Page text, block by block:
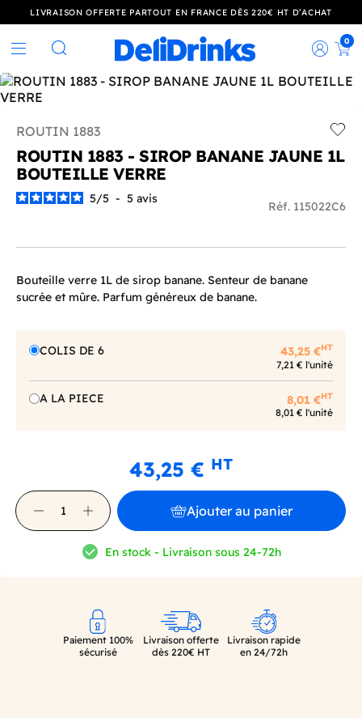
LIVRAISON OFFERTE PARTOUT EN FRANCE DÈS 220€ HT D’ACHAT
Rechercher
0
ROUTIN 1883
ROUTIN 1883 - SIROP BANANE JAUNE 1L
BOUTEILLE VERRE
5/5 - 5 avis
Réf. 115022C6
Bouteille verre 1L de sirop banane. Senteur de banane
sucrée et mûre. Parfum généreux de banane.
COLIS DE 6 43,25 €HT
7,21 € l'unité
A LA PIECE 8,01 €HT
8,01 € l'unité
43,25 € HT
Ajouter au panier
En stock - Livraison sous 24-72h
Paiement 100%
sécurisé
Livraison offerte
dès 220€ HT
Livraison rapide
en 24/72h